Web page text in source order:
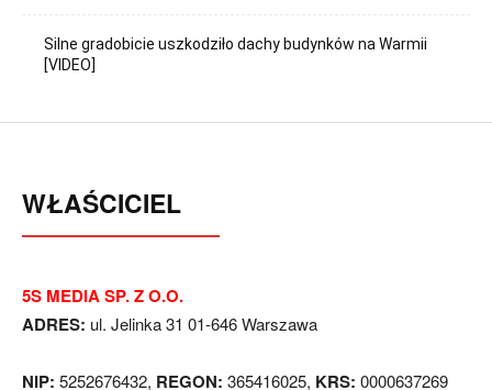
Silne gradobicie uszkodziło dachy budynków na Warmii
[VIDEO]
WŁAŚCICIEL
5S MEDIA SP. Z O.O.
ADRES: ul. Jelinka 31 01-646 Warszawa
NIP: 5252676432, REGON: 365416025, KRS: 0000637269